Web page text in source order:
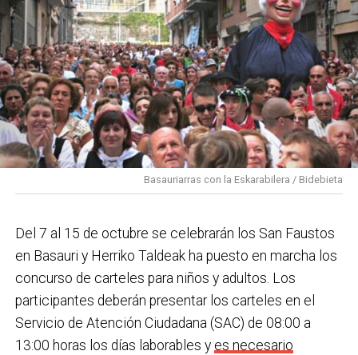
Basauriarras con la Eskarabilera / Bidebieta
Del 7 al 15 de octubre se celebrarán los San Faustos
en Basauri y Herriko Taldeak ha puesto en marcha los
concurso de carteles para niños y adultos. Los
participantes deberán presentar los carteles en el
Servicio de Atención Ciudadana (SAC) de 08:00 a
13:00 horas los días laborables y es necesario